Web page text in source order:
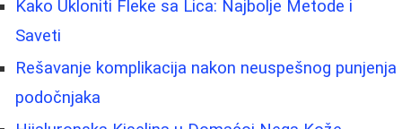
Kako Ukloniti Fleke sa Lica: Najbolje Metode i
Saveti
Rešavanje komplikacija nakon neuspešnog punjenja
podočnjaka